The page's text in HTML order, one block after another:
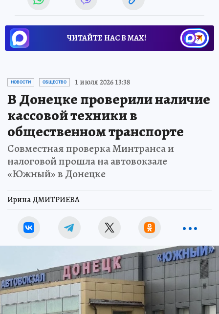
ЧИТАЙТЕ НАС В МАХ!
НОВОСТИ ОБЩЕСТВО 1 июля 2026 13:38
В Донецке проверили наличие
кассовой техники в
общественном транспорте
Совместная проверка Минтранса и
налоговой прошла на автовокзале
«Южный» в Донецке
Ирина ДМИТРИЕВА